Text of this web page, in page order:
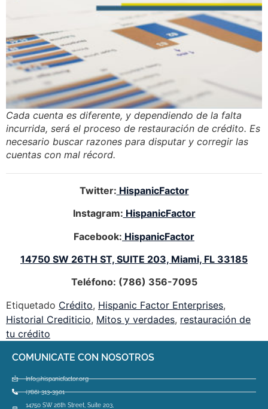
Cada cuenta es diferente, y dependiendo de la falta
incurrida, será el proceso de restauración de crédito. Es
necesario buscar razones para disputar y corregir las
cuentas con mal récord.
Twitter: HispanicFactor
Instagram: HispanicFactor
Facebook: HispanicFactor
14750 SW 26TH ST, SUITE 203, Miami, FL 33185
Teléfono: (786) 356-7095
Etiquetado Crédito, Hispanic Factor Enterprises,
Historial Crediticio, Mitos y verdades, restauración de
tu crédito
COMUNICATE CON NOSOTROS
Info@hispanicfactor.org
(786) 313-3901
14750 SW 26th Street, Suite 203,